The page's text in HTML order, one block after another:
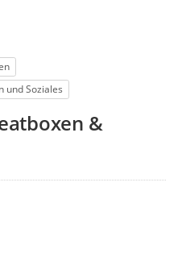
und Soziales
&